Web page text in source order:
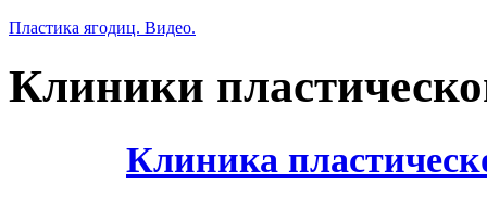
Пластика ягодиц. Видео.
Клиники
Клиника